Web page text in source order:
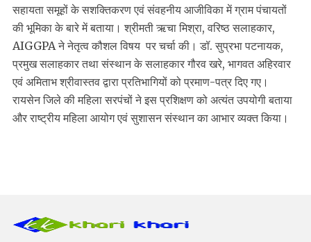
सहायता समूहों के सशक्तिकरण एवं संवहनीय आजीविका में ग्राम पंचायतों
की भूमिका के बारे में बताया। श्रीमती ऋचा मिश्रा, वरिष्ठ सलाहकार,
AIGGPA ने नेतृत्व कौशल विषय पर चर्चा की। डॉ. सुप्रभा पटनायक,
प्रमुख सलाहकार तथा संस्थान के सलाहकार गौरव खरे, भागवत अहिरवार
एवं अमिताभ श्रीवास्तव द्वारा प्रतिभागियों को प्रमाण-पत्र दिए गए।
रायसेन जिले की महिला सरपंचों ने इस प्रशिक्षण को अत्यंत उपयोगी बताया
और राष्ट्रीय महिला आयोग एवं सुशासन संस्थान का आभार व्यक्त किया।